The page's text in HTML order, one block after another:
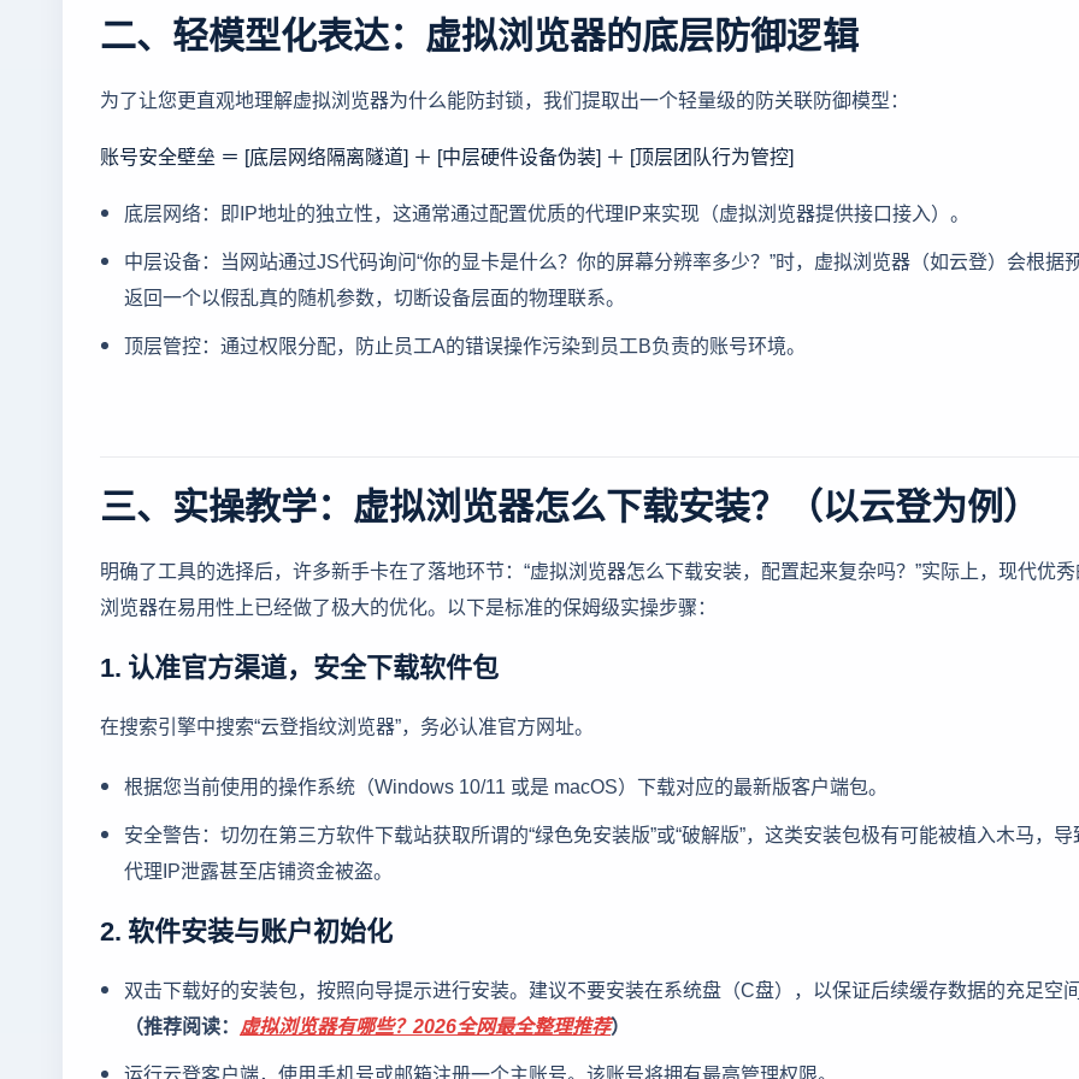
二、轻模型化表达：虚拟浏览器的底层防御逻辑
为了让您更直观地理解虚拟浏览器为什么能防封锁，我们提取出一个轻量级的防关联防御模型：
账号安全壁垒 ＝ [底层网络隔离隧道] ＋ [中层硬件设备伪装] ＋ [顶层团队行为管控]
底层网络：即IP地址的独立性，这通常通过配置优质的代理IP来实现（虚拟浏览器提供接口接入）。
中层设备：当网站通过JS代码询问“你的显卡是什么？你的屏幕分辨率多少？”时，虚拟浏览器（如云登）会根据
返回一个以假乱真的随机参数，切断设备层面的物理联系。
顶层管控：通过权限分配，防止员工A的错误操作污染到员工B负责的账号环境。
三、实操教学：虚拟浏览器怎么下载安装？（以云登为例）
明确了工具的选择后，许多新手卡在了落地环节：“虚拟浏览器怎么下载安装，配置起来复杂吗？”实际上，现代优
浏览器在易用性上已经做了极大的优化。以下是标准的保姆级实操步骤：
1. 认准官方渠道，安全下载软件包
在搜索引擎中搜索“云登指纹浏览器”，务必认准官方网址。
根据您当前使用的操作系统（Windows 10/11 或是 macOS）下载对应的最新版客户端包。
安全警告：切勿在第三方软件下载站获取所谓的“绿色免安装版”或“破解版”，这类安装包极有可能被植入木马，
代理IP泄露甚至店铺资金被盗。
2. 软件安装与账户初始化
双击下载好的安装包，按照向导提示进行安装。建议不要安装在系统盘（C盘），以保证后续缓存数据的充足空
（推荐阅读： 虚拟浏览器有哪些？2026全网最全整理推荐）
运行云登客户端，使用手机号或邮箱注册一个主账号。该账号将拥有最高管理权限。